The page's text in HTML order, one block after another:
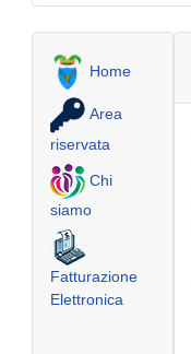
Home
Area
riservata
Chi
siamo
Fatturazione
Elettronica